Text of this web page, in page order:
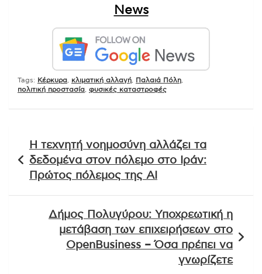
News
Tags: Κέρκυρα κλιματική αλλαγή Παλαιά Πόλη
πολιτική προστασία φυσικές καταστροφές
άρθρων
Η τεχνητή νοημοσύνη αλλάζει τα
δεδομένα στον πόλεμο στο Ιράν:
Πρώτος πόλεμος της AI
Δήμος Πολυγύρου: Υποχρεωτική η
μετάβαση των επιχειρήσεων στο
OpenBusiness – Όσα πρέπει να
γνωρίζετε